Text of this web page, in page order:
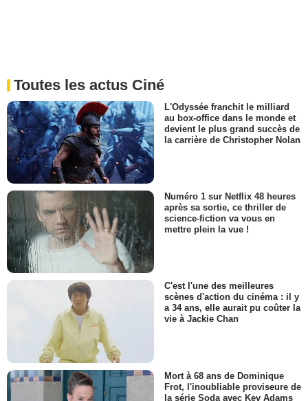
Toutes les actus Ciné
L'Odyssée franchit le milliard
au box-office dans le monde et
devient le plus grand succès de
la carrière de Christopher Nolan
Numéro 1 sur Netflix 48 heures
après sa sortie, ce thriller de
science-fiction va vous en
mettre plein la vue !
C'est l'une des meilleures
scènes d'action du cinéma : il y
a 34 ans, elle aurait pu coûter la
vie à Jackie Chan
Mort à 68 ans de Dominique
Frot, l'inoubliable proviseure de
la série Soda avec Kev Adams